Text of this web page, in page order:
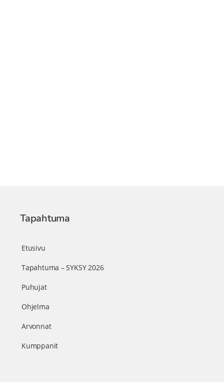
Tapahtuma
Etusivu
Tapahtuma – SYKSY 2026
Puhujat
Ohjelma
Arvonnat
Kumppanit